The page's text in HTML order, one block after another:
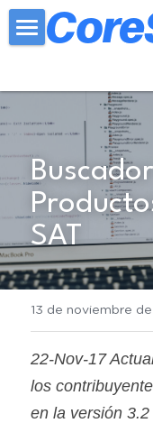
Reloj Checador
Contadores
Contacto
FEL
SAT
13 de noviembre de
22-Nov-17
los
en la versión
Todas las